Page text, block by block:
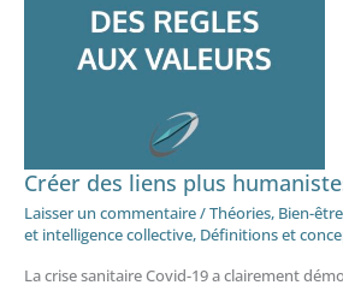
Créer des liens plus
Laisser un commentaire/Théories, Bien-
et intelligence collective, Définitions et
La crise sanitaire Covid-19 a clairement